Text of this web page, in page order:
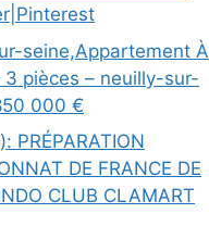
seine,Appartement À
3 pièces – neuilly-sur-
000 €
PRÉPARATION
DE FRANCE DE
CLUB CLAMART